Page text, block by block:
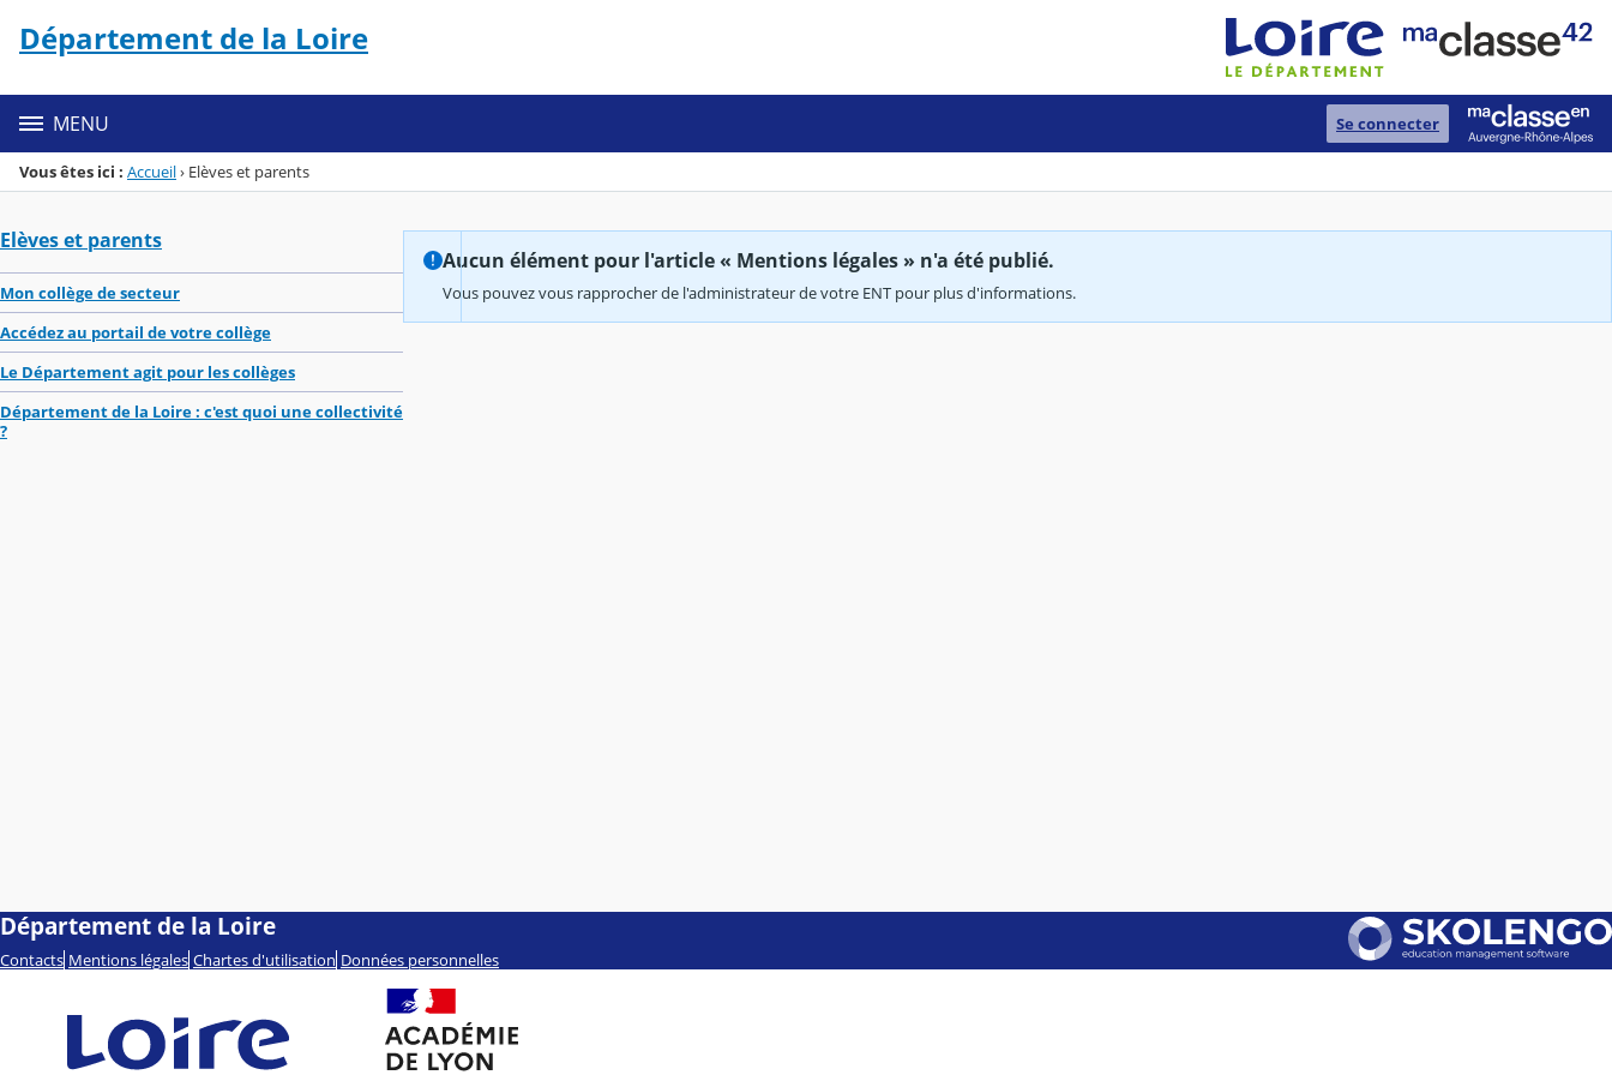
Menu de la rubrique
Contenu
Département de la Loire
MENU Se connecter
Vous êtes ici : Accueil› Elèves et parents
Elèves et parents
Mon collège de secteur
Accédez au portail de votre collège
Le Département agit pour les collèges
Département de la Loire : c'est quoi une collectivité
?
Aucun élément pour l'article « Mentions légales » n'a été publié.
Vous pouvez vous rapprocher de l'administrateur de votre ENT pour plus d'informations.
Département de la Loire
Contacts Mentions légales Chartes d'utilisation Données personnelles